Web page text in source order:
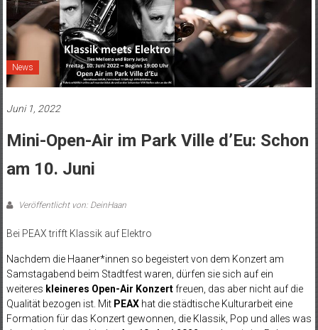
News
Juni 1, 2022
Mini-Open-Air im Park Ville d’Eu: Schon
am 10. Juni
Veröffentlicht von: DeinHaan
Bei PEAX trifft Klassik auf Elektro
Nachdem die Haaner*innen so begeistert von dem Konzert am
Samstagabend beim Stadtfest waren, dürfen sie sich auf ein
weiteres kleineres Open-Air Konzertfreuen, das aber nicht auf die
Qualität bezogen ist. Mit PEAXhat die städtische Kulturarbeit eine
Formation für das Konzert gewonnen, die Klassik, Pop und alles was